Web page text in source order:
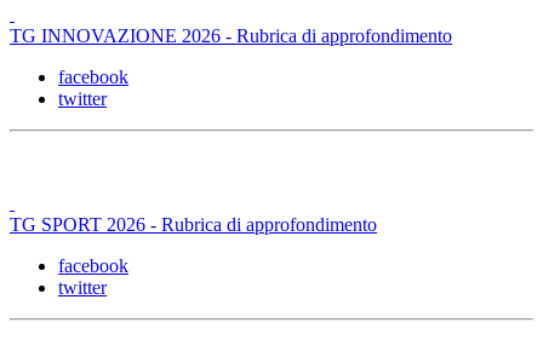
TG INNOVAZIONE 2026 - Rubrica di approfondimento
facebook
twitter
TG SPORT 2026 - Rubrica di approfondimento
facebook
twitter